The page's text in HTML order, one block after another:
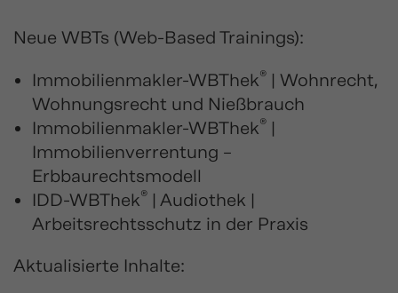
Neue WBTs (Web-Based Trainings):
Immobilienmakler-WBThek® | Wohnrecht,
Wohnungsrecht und Nießbrauch
Immobilienmakler-WBThek® |
Immobilienverrentung –
Erbbaurechtsmodell
IDD-WBThek® | Audiothek |
Arbeitsrechtsschutz in der Praxis
Aktualisierte Inhalte: